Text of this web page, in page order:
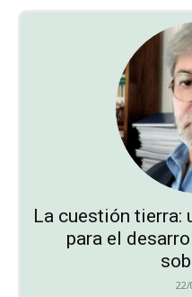
La cuestión tierra:
para el
22/